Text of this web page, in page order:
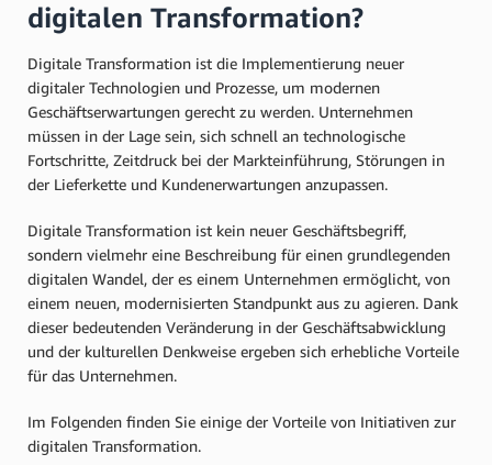
digitalen Transformation?
Digitale Transformation ist die Implementierung neuer
digitaler Technologien und Prozesse, um modernen
Geschäftserwartungen gerecht zu werden. Unternehmen
müssen in der Lage sein, sich schnell an technologische
Fortschritte, Zeitdruck bei der Markteinführung, Störungen in
der Lieferkette und Kundenerwartungen anzupassen.
Digitale Transformation ist kein neuer Geschäftsbegriff,
sondern vielmehr eine Beschreibung für einen grundlegenden
digitalen Wandel, der es einem Unternehmen ermöglicht, von
einem neuen, modernisierten Standpunkt aus zu agieren. Dank
dieser bedeutenden Veränderung in der Geschäftsabwicklung
und der kulturellen Denkweise ergeben sich erhebliche Vorteile
für das Unternehmen.
Im Folgenden finden Sie einige der Vorteile von Initiativen zur
digitalen Transformation.